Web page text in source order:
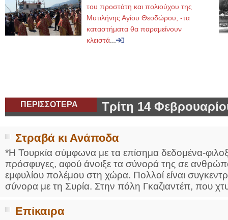
του προστάτη και πολιούχου της
Μυτιλήνης Αγίου Θεοδώρου, -τα
καταστήματα θα παραμείνουν
κλειστά
ΠΕΡΙΣΣΟΤΕΡΑ Τρίτη 14
Στραβά κι Ανάποδα
*Η Τουρκία σύμφωνα με τα επίσημα δεδομένα-
πρόσφυγες, αφού άνοιξε τα σύνορά της σε
εμφυλίου πολέμου στη χώρα. Πολλοί είναι
σύνορα με τη Συρία. Στην πόλη Γκαζιαντέπ, που
Επίκαιρα